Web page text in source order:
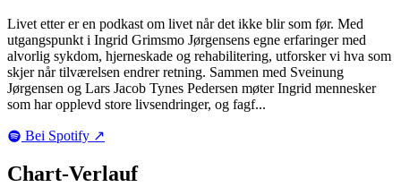
Livet etter er en podkast om livet når det ikke blir som før. Med
utgangspunkt i Ingrid Grimsmo Jørgensens egne erfaringer med
alvorlig sykdom, hjerneskade og rehabilitering, utforsker vi hva som
skjer når tilværelsen endrer retning. Sammen med Sveinung
Jørgensen og Lars Jacob Tynes Pedersen møter Ingrid mennesker
som har opplevd store livsendringer, og fagf...
Bei Spotify ↗
Chart-Verlauf